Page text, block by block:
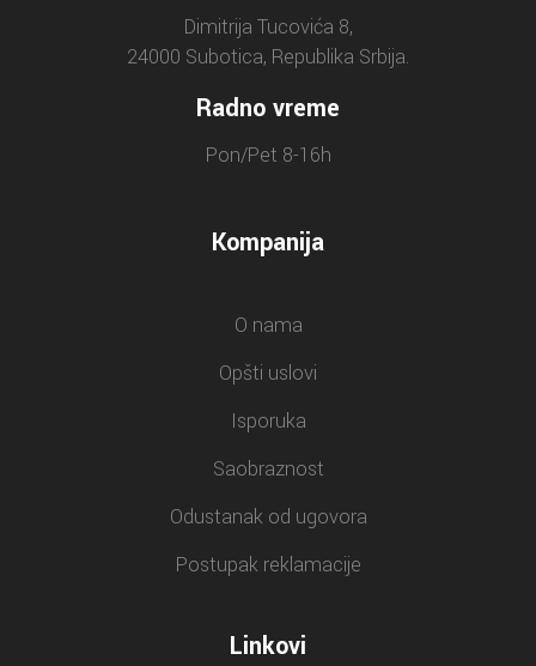
Dimitrija Tucovića 8,
24000 Subotica, Republika Srbija.
Radno vreme
Pon/Pet 8-16h
Kompanija
O nama
Opšti uslovi
Isporuka
Saobraznost
Odustanak od ugovora
Postupak reklamacije
Linkovi